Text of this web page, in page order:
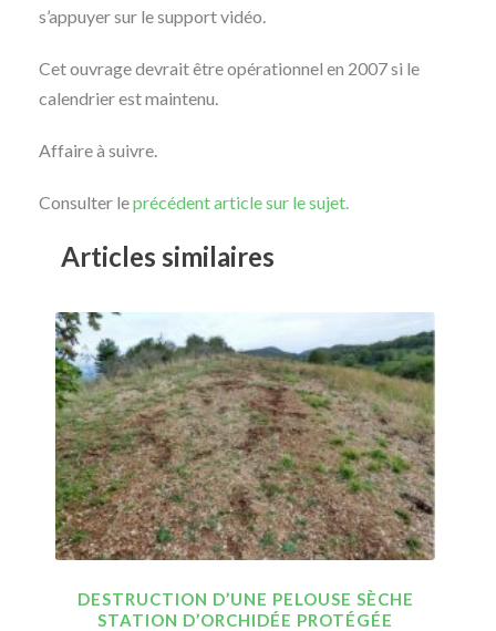
s’appuyer sur le support vidéo.
Cet ouvrage devrait être opérationnel en 2007 si le
calendrier est maintenu.
Affaire à suivre.
Consulter leprécédent article sur le sujet.
Articles similaires
DESTRUCTION D’UNE PELOUSE SÈCHE
STATION D’ORCHIDÉE PROTÉGÉE